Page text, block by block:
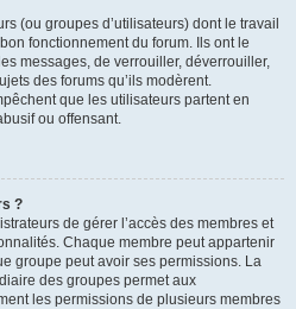
(ou groupes d’utilisateurs) dont le travail
fonctionnement du forum. Ils ont le
messages, de verrouiller, déverrouiller,
des forums qu’ils modèrent.
que les utilisateurs partent en
ou offensant.
?
de gérer l’accès des membres et
Chaque membre peut appartenir
groupe peut avoir ses permissions. La
des groupes permet aux
les permissions de plusieurs membres